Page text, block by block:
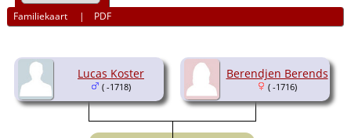
Familiekaart | PDF
Lucas Koster
( -1718)
Berendjen Berends
( -1716)